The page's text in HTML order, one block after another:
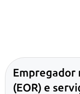
Empregador
(EOR) e